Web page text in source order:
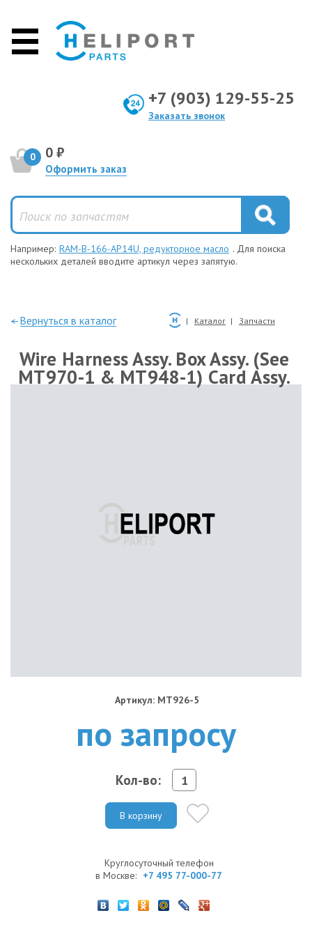
+7 (903) 129-55-25
Заказать звонок
0 0 ₽
Оформить заказ
Например: RAM-B-166-AP14U, редукторное масло . Для поиска
нескольких деталей вводите артикул через запятую.
—Вернуться в каталог Каталог Запчасти
Wire Harness Assy. Box Assy. (See
MT970-1 & MT948-1) Card Assy.
Артикул: MT926-5
по запросу
Кол-во:
В корзину
Круглосуточный телефон
в Москве: +7 495 77-000-77